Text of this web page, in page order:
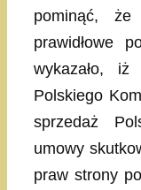
pominąć, że
prawidłowe
wykazało,
Polskiego
sprzedaż
umowy
praw strony